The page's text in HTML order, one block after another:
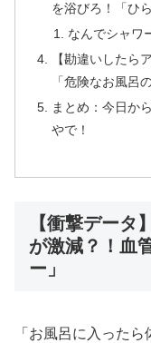
を浴びろ！「ひ
なんでシャワ
【勘違いしたら
「危険なお風呂
まとめ：今日か
やで！
【衝撃データ
が激減？！血
ー」
「お風呂に入った